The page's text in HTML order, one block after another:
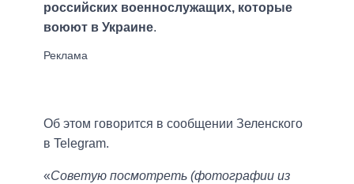
российских военнослужащих, которые
воюют в Украине.
Об этом говорится в сообщении Зеленского
в Telegram.
«Советую посмотреть (фотографии из